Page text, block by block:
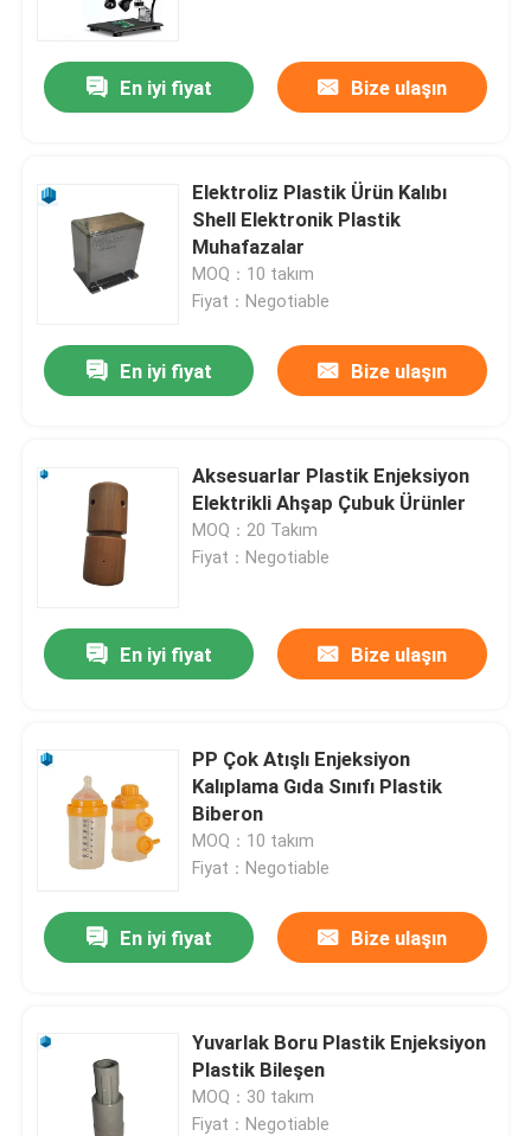
Ürünler
Plastik enjeksiyon kalıplama
Cihaz Enjeksiyon Kalıplama
Özel Enjeksiyon Kalıplama
Elektronik Enjeksiyon Kalıplama
Hassas Elektronik Muhafazalar
Özel Plastik Muhafazalar
ABS Enjeksiyon Kalıbı
Endüstriyel Enjeksiyon Kalıbı
En iyi fiyat Bize ulaşın
Elektroliz Plastik Ürün Kalıbı
Shell Elektronik Plastik
Muhafazalar
MOQ：10 takım
Fiyat：Negotiable
En iyi fiyat Bize ulaşın
Aksesuarlar Plastik Enjeksiyon
Elektrikli Ahşap Çubuk Ürünler
MOQ：20 Takım
Fiyat：Negotiable
En iyi fiyat Bize ulaşın
PP Çok Atışlı Enjeksiyon
Kalıplama Gıda Sınıfı Plastik
Biberon
MOQ：10 takım
Fiyat：Negotiable
En iyi fiyat Bize ulaşın
Yuvarlak Boru Plastik Enjeksiyon
Plastik Bileşen
MOQ：30 takım
Fiyat：Negotiable